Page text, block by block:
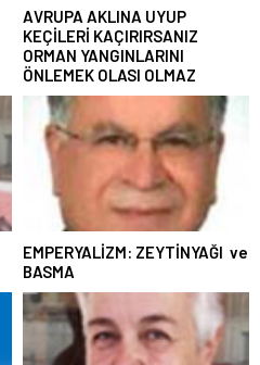
AVRUPA AKLINA UYUP
KEÇİLERİ KAÇIRIRSANIZ
ORMAN YANGINLARINI
ÖNLEMEK OLASI OLMAZ
EMPERYALİZM: ZEYTİNYAĞI ve
BASMA